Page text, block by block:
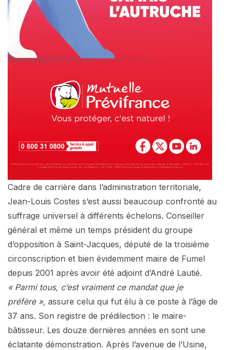
Cadre de carrière dans l’administration territoriale,
Jean-Louis Costes s’est aussi beaucoup confronté au
suffrage universel à différents échelons. Conseiller
général et même un temps président du groupe
d’opposition à Saint-Jacques, député de la troisième
circonscription et bien évidemment maire de Fumel
depuis 2001 après avoir été adjoint d’André Lautié.
« Parmi tous, c’est vraiment ce mandat que je
préfère », assure celui qui fut élu à ce poste à l’âge de
37 ans. Son registre de prédilection : le maire-
bâtisseur. Les douze dernières années en sont une
éclatante démonstration. Après l’avenue de l’Usine,